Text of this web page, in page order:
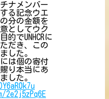
ナメンバー
る記念ウエ
分の金額を
としてウク
的でUNHCRに
だき、この
した。
は個の寄付
り本当にあ
した。